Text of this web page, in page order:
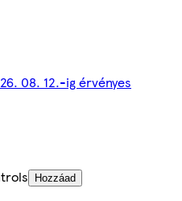
08. 12.-ig érvényes
Hozzáad